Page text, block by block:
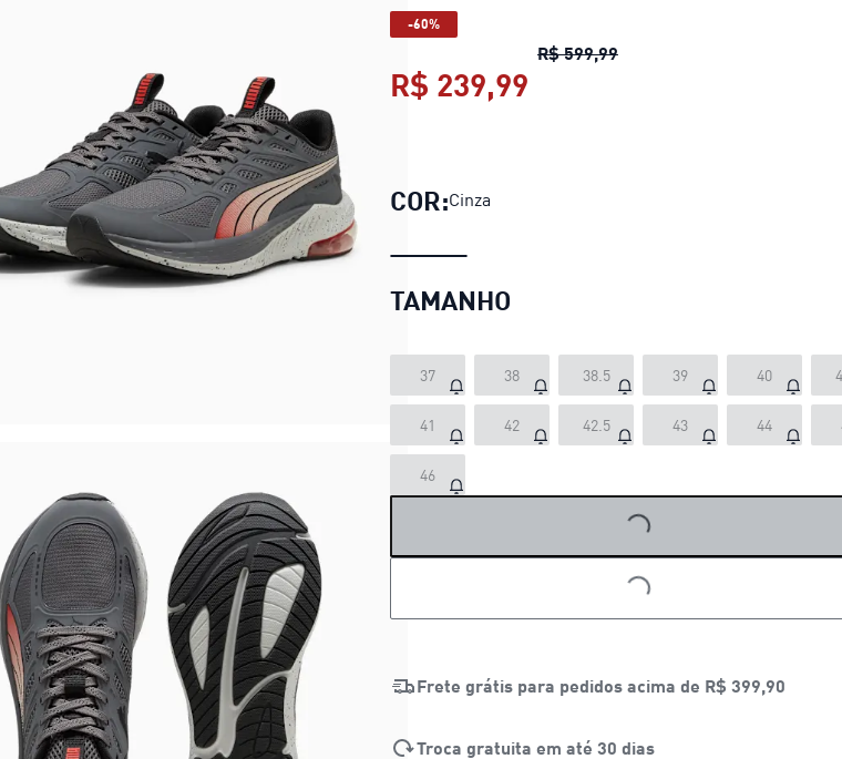
-60%
R$ 599,99Tênis X-Cell Lightspeed
R$ 239,99
COR:Cinza
TAMANHO
37 38 38.5 39 40
41 42 42.5 43 44
46 LOADING...
LOADING...
Frete grátis para pedidos acima de R$ 399,90
Troca gratuita em até 30 dias